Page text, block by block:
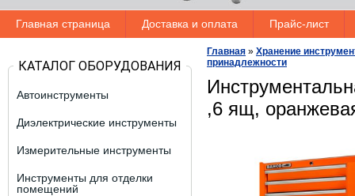
Главная страница Доставка и оплата Прайс-лист
КАТАЛОГ ОБОРУДОВАНИЯ
Автоинструменты
Диэлектрические инструменты
Измерительные инструменты
Инструменты для отделки
помещений
Главная » Хранение
принадлежности
,6 ящ,